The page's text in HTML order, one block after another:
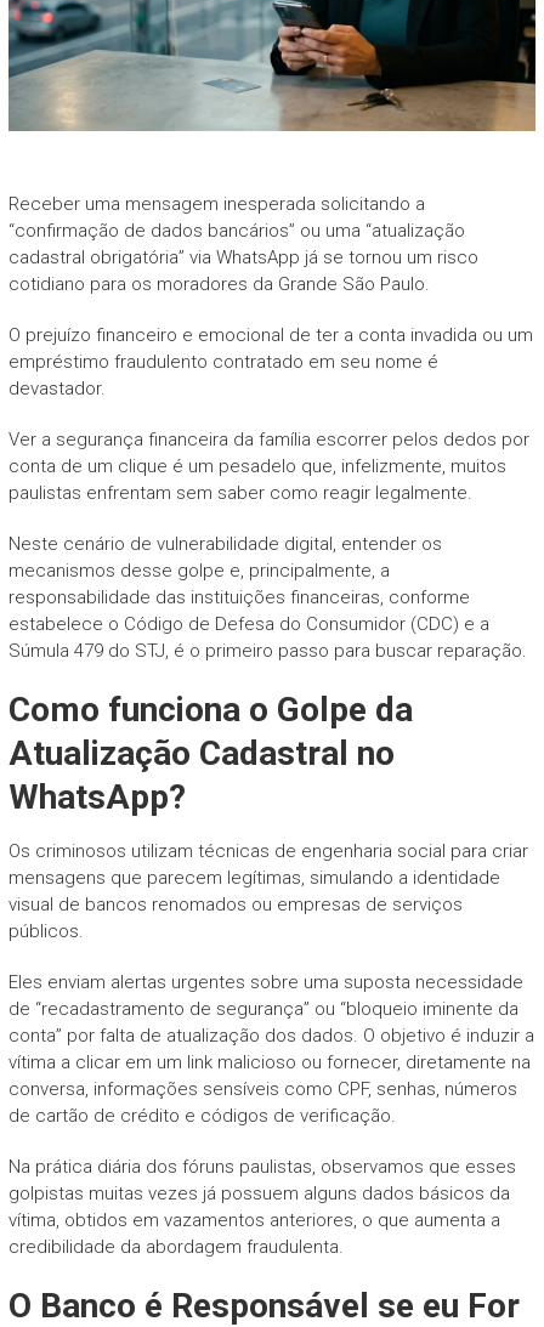
Receber uma mensagem inesperada solicitando a
“confirmação de dados bancários” ou uma “atualização
cadastral obrigatória” via WhatsApp já se tornou um risco
cotidiano para os moradores da Grande São Paulo.
O prejuízo financeiro e emocional de ter a conta invadida ou um
empréstimo fraudulento contratado em seu nome é
devastador.
Ver a segurança financeira da família escorrer pelos dedos por
conta de um clique é um pesadelo que, infelizmente, muitos
paulistas enfrentam sem saber como reagir legalmente.
Neste cenário de vulnerabilidade digital, entender os
mecanismos desse golpe e, principalmente, a
responsabilidade das instituições financeiras, conforme
estabelece o Código de Defesa do Consumidor (CDC) e a
Súmula 479 do STJ, é o primeiro passo para buscar reparação.
Como funciona o Golpe da
Atualização Cadastral no
WhatsApp?
Os criminosos utilizam técnicas de engenharia social para criar
mensagens que parecem legítimas, simulando a identidade
visual de bancos renomados ou empresas de serviços
públicos.
Eles enviam alertas urgentes sobre uma suposta necessidade
de “recadastramento de segurança” ou “bloqueio iminente da
conta” por falta de atualização dos dados. O objetivo é induzir a
vítima a clicar em um link malicioso ou fornecer, diretamente na
conversa, informações sensíveis como CPF, senhas, números
de cartão de crédito e códigos de verificação.
Na prática diária dos fóruns paulistas, observamos que esses
golpistas muitas vezes já possuem alguns dados básicos da
vítima, obtidos em vazamentos anteriores, o que aumenta a
credibilidade da abordagem fraudulenta.
O Banco é Responsável se eu For